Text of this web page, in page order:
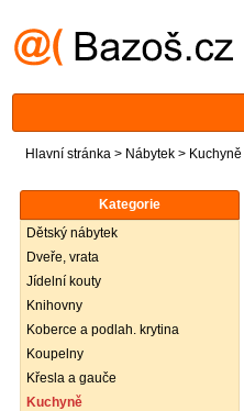
Hlavní stránka > Nábytek > Kuchyně
Kategorie
Dětský nábytek
Dveře, vrata
Jídelní kouty
Knihovny
Koberce a podlah. krytina
Koupelny
Křesla a gauče
Kuchyně